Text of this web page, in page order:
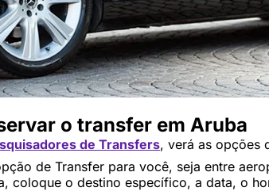
o transfer em Aruba
de Transfers, verá as opções
de Transfer para você, seja entre
coloque o destino específico, a data, o